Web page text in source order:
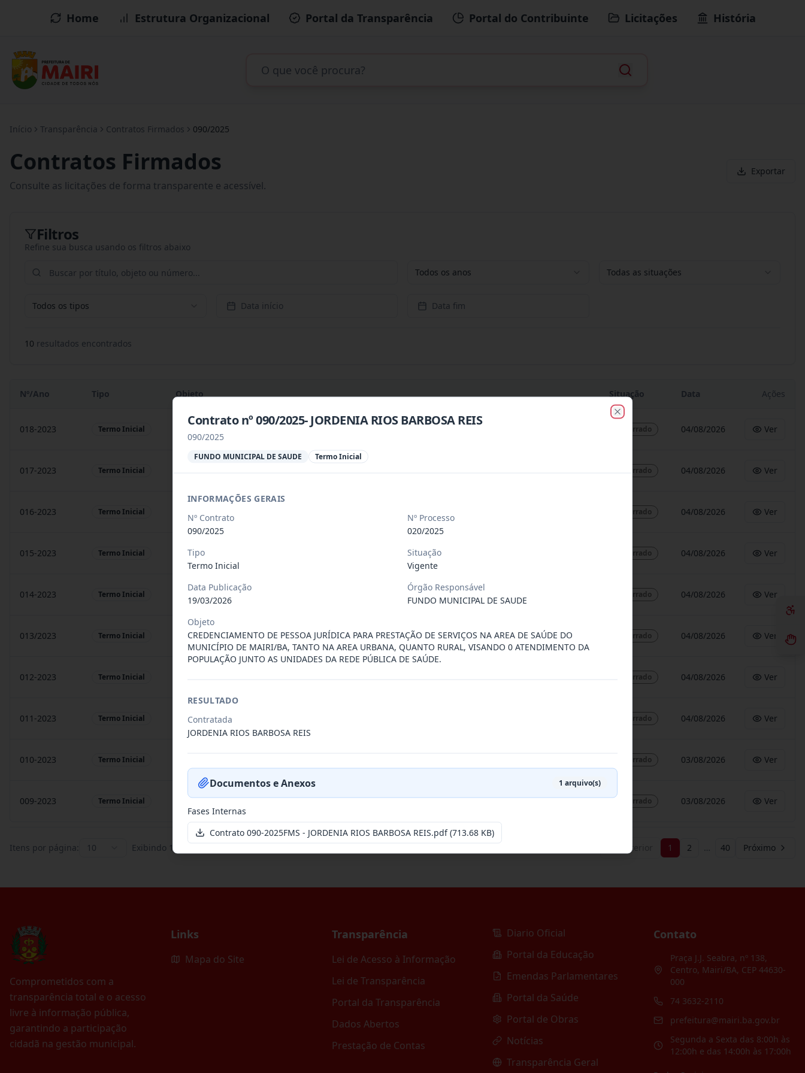
Home Estrutura Organizacional Portal da Transparência Portal do Contribuinte Licitações História
Início Transparência Contratos Firmados 090/2025
Contratos Firmados
Consulte as licitações de forma transparente e acessível.
Exportar
Filtros
Refine sua busca usando os filtros abaixo
Todos os anos Todas as situações
Todos os tipos Data início Data fim
10 resultados encontrados
Nº/Ano Tipo Objeto Situação Data Ações
018-2023 Termo Inicial Contratação de empresa especializada para prestação de servi Encerrado 04/08/2026 Ver
017-2023 Termo Inicial Encerrado 04/08/2026 Ver
016-2023 Termo Inicial Encerrado 04/08/2026 Ver
015-2023 Termo Inicial prestação de sarvigos de saúde, de forma complementar junto... Encerrado 04/08/2026 Ver
014-2023 Termo Inicial Locação de sonorização de pequeno porte e artista musical de... Encerrado 04/08/2026 Ver
013/2023 Termo Inicial Constitui o objeto do presente contrato a contratação de emp ... Encerrado 04/08/2026 Ver
012-2023 Termo Inicial Encerrado 04/08/2026 Ver
011-2023 Termo Inicial Contratação de empresa especializada na realização de evento Encerrado 04/08/2026 Ver
010-2023 Termo Inicial Encerrado 03/08/2026 Ver
009-2023 Termo Inicial Contratação de pessoa jurídica para prestação de serviços de... Encerrado 03/08/2026 Ver
Itens por página: 10 Exibindo 1 Anterior 1 2 … 40 Próximo
Comprometidos com a
transparência total e o acesso
livre à informação pública,
garantindo a participação
cidadã na gestão municipal.
Links
Mapa do Site
Transparência
Lei de Acesso à Informação
Lei de Transparência
Portal da Transparência
Dados Abertos
Prestação de Contas
Diario Oficial
Portal da Educação
Emendas Parlamentares
Portal da Saúde
Portal de Obras
Notícias
Transparência Geral
Contato
Praça J.J. Seabra, nº 138,
Centro, Mairi/BA, CEP 44630-
000
74 3632-2110
prefeitura@mairi.ba.gov.br
Segunda a Sexta das 8:00h às
12:00h e das 14:00h às 17:00h
Contrato nº 090/2025- JORDENIA RIOS BARBOSA REIS
090/2025
FUNDO MUNICIPAL DE SAUDE Termo Inicial
INFORMAÇÕES GERAIS
Nº Contrato
090/2025
Nº Processo
020/2025
Tipo
Termo Inicial
Situação
Vigente
Data Publicação
19/03/2026
Órgão Responsável
FUNDO MUNICIPAL DE SAUDE
Objeto
CREDENCIAMENTO DE PESSOA JURÍDICA PARA PRESTAÇÃO DE SERVIÇOS NA AREA DE SAÚDE DO
MUNICÍPIO DE MAIRI/BA, TANTO NA AREA URBANA, QUANTO RURAL, VISANDO 0 ATENDIMENTO DA
POPULAÇÃO JUNTO AS UNIDADES DA REDE PÚBLICA DE SAÚDE.
RESULTADO
Contratada
JORDENIA RIOS BARBOSA REIS
Documentos e Anexos 1 arquivo(s)
Fases Internas
Contrato 090-2025FMS - JORDENIA RIOS BARBOSA REIS.pdf(713.68 KB)
Close